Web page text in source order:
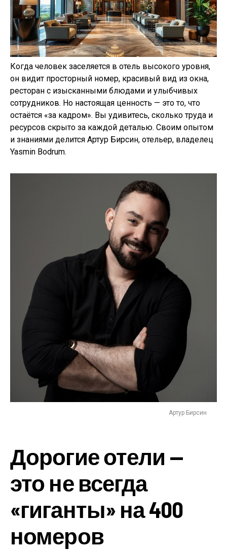
Когда человек заселяется в отель высокого уровня,
он видит просторный номер, красивый вид из окна,
ресторан с изысканными блюдами и улыбчивых
сотрудников. Но настоящая ценность — это то, что
остаётся «за кадром». Вы удивитесь, сколько труда и
ресурсов скрыто за каждой деталью. Своим опытом
и знаниями делится Артур Бирсин, отельер, владелец
Yasmin Bodrum.
Артур Бирсин
Дорогие отели —
это не всегда
«гиганты» на 400
номеров